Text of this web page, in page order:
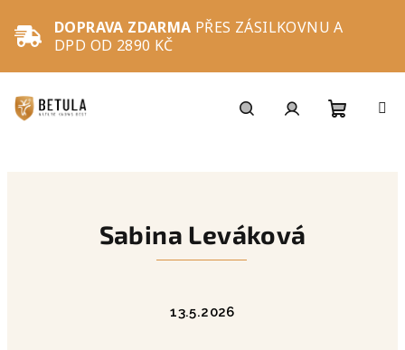
obsah
DOPRAVA ZDARMA PŘES ZÁSILKOVNU A
DPD OD 2890 KČ
Sabina Leváková
13.5.2026